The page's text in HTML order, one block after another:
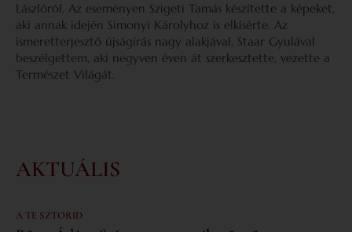
Lászlóról. Az eseményen Szigeti Tamás készítette a képeket,
aki annak idején Simonyi Károlyhoz is elkísérte. Az
ismeretterjesztő újságírás nagy alakjával, Staar Gyulával
beszélgettem, aki negyven éven át szerkesztette, vezette a
Természet Világát.
AKTUÁLIS
A TE SZTORID